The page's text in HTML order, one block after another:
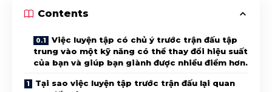
Contents
Việc luyện tập có chủ ý trước trận đấu tập
trung vào một kỹ năng có thể thay đổi hiệu suất
của bạn và giúp bạn giành được nhiều điểm hơn.
Tại sao việc luyện tập trước trận đấu lại quan